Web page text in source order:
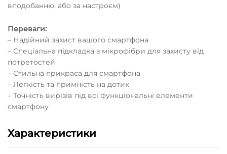
вподобанню, або за настроєм)
Переваги:
– Надійний захист вашого смартфона
– Спеціальна підкладка з мікрофібри для захисту від
потретостей
– Стильна прикраса для смартфона
– Легкість та примність на дотик
– Точність вирізів під всі функціональні елементи
смартфону
Характеристики